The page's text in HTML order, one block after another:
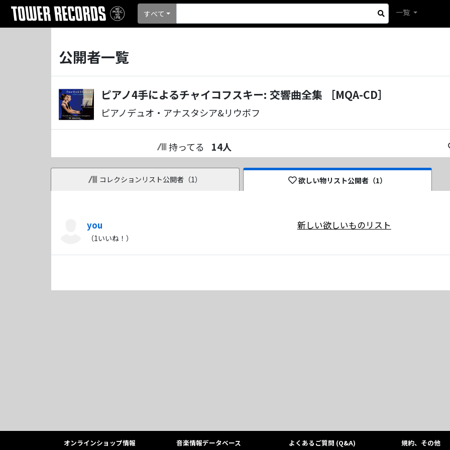
すべて 一覧
公開者一覧
ピアノ4手によるチャイコフスキー: 交響曲全集 ［MQA-CD］
ピアノデュオ・アナスタシア&リウボフ
持ってる 14人
コレクションリスト公開者（1） 欲しい物リスト公開者（1）
you
（1いいね！）
新しい欲しいものリスト
オンラインショップ情報 音楽情報データベース よくあるご質問 (Q&A) 規約、その他